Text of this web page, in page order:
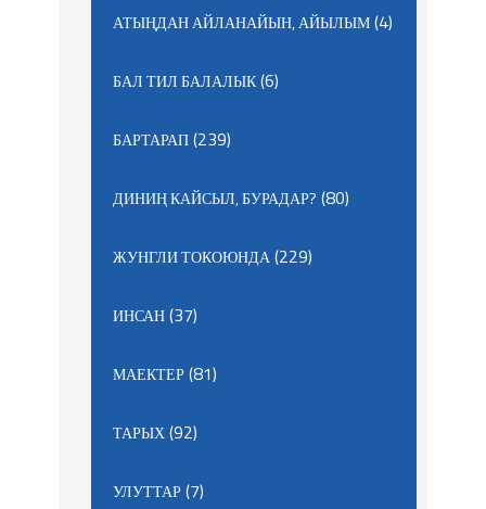
АТЫҢДАН АЙЛАНАЙЫН, АЙЫЛЫМ(4)
БАЛ ТИЛ БАЛАЛЫК(6)
БАРТАРАП(239)
ДИНИҢ КАЙСЫЛ, БУРАДАР? (80)
ЖУНГЛИ ТОКОЮНДА(229)
ИНСАН(37)
МАЕКТЕР(81)
ТАРЫХ(92)
УЛУТТАР(7)